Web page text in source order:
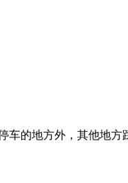
车的地方外，其他地